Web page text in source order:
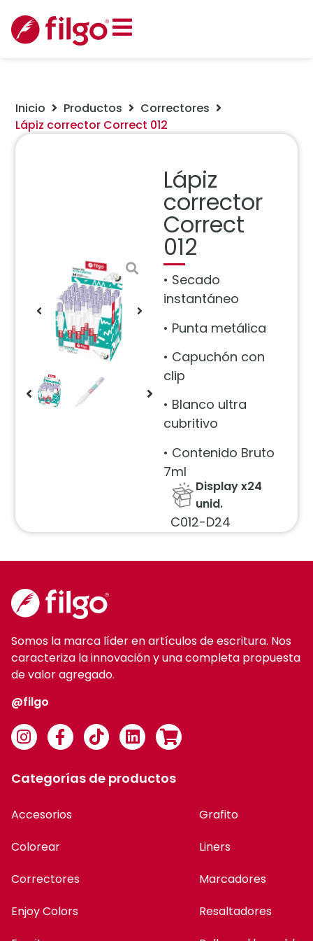
Inicio Productos
Correctores
Lápiz corrector Correct 012
Lápiz
corrector
Correct
012
• Secado
instantáneo
• Punta metálica
• Capuchón con
clip
• Blanco ultra
cubritivo
• Contenido Bruto
7ml
Display x24
unid.
C012-D24
Somos la marca líder en artículos de escritura. Nos
caracteriza la innovación y una completa propuesta
de valor agregado.
@filgo
Categorías de productos
Accesorios
Colorear
Correctores
Enjoy Colors
Grafito
Liners
Marcadores
Resaltadores